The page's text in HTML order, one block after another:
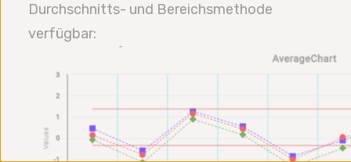
Durchschnitts- und Bereichsmethode
verfügbar: